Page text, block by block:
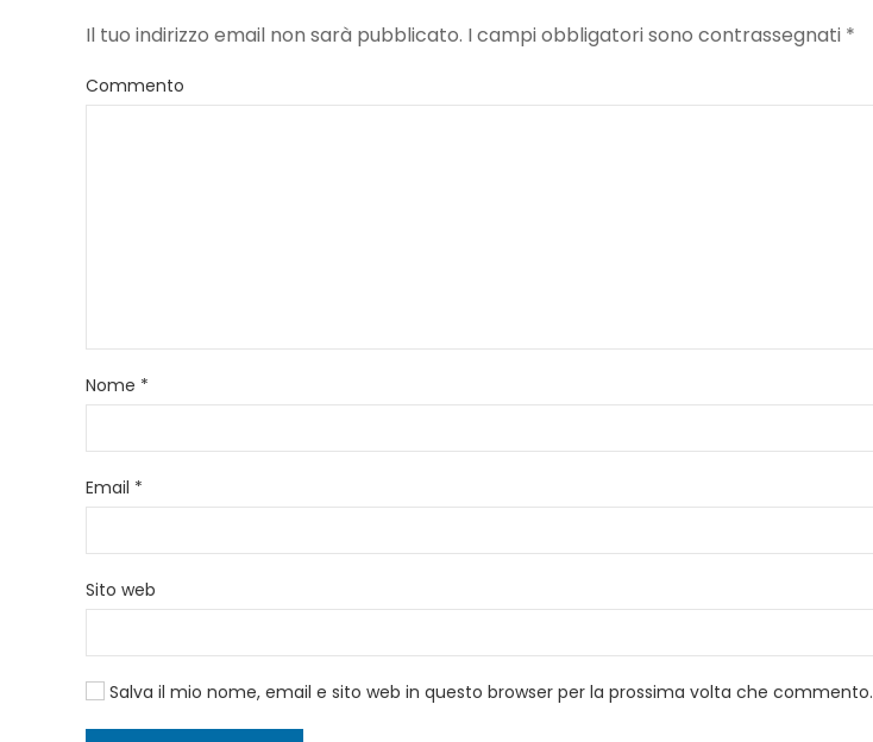
Il tuo indirizzo email non sarà pubblicato. I campi obbligatori sono contrassegnati *
Commento
Nome *
Email *
Sito web
Salva il mio nome, email e sito web in questo browser per la prossima volta che commento.